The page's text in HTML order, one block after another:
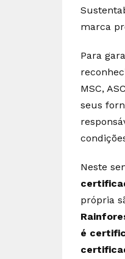
marca
Para
MSC,
seus
Neste
própria
é